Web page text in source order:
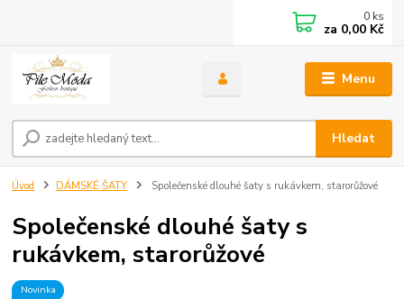
Menu
Hledat
0 ks
za 0,00 Kč
Úvod DÁMSKÉ ŠATY Společenské dlouhé šaty s rukávkem, starorůžové
Společenské dlouhé šaty s
rukávkem, starorůžové
Novinka